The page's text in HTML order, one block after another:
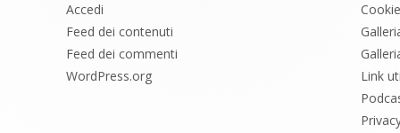
Accedi
Feed dei contenuti
Feed dei commenti
WordPress.org
Link